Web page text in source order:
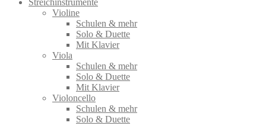
Streichinstrumente
Violine
Schulen & mehr
Solo & Duette
Mit Klavier
Viola
Schulen & mehr
Solo & Duette
Mit Klavier
Violoncello
Schulen & mehr
Solo & Duette